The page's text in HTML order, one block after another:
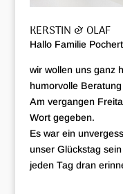
KERSTIN & OLAF
Hallo Familie
wir wollen uns ganz
humorvolle
Am vergangen
Wort gegeben.
Es war ein
unser Glückstag
jeden Tag dran